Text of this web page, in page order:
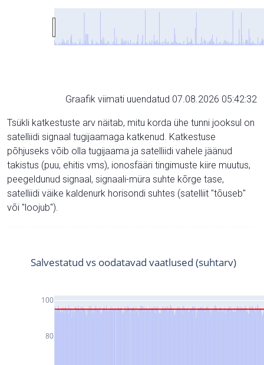
Graafik viimati uuendatud 07.08.2026 05:42:32
Tsükli katkestuste arv näitab, mitu korda ühe tunni jooksul on
satelliidi signaal tugijaamaga katkenud. Katkestuse
põhjuseks võib olla tugijaama ja satelliidi vahele jäänud
takistus (puu, ehitis vms), ionosfääri tingimuste kiire muutus,
peegeldunud signaal, signaali-müra suhte kõrge tase,
satelliidi väike kaldenurk horisondi suhtes (satelliit "tõuseb"
või "loojub").
80
100
Salvestatud vs oodatavad vaatlused (suhtarv)